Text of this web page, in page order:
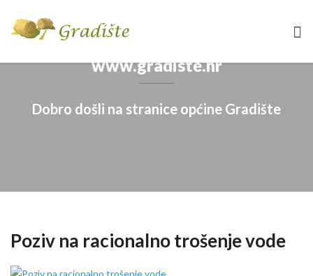
www.gradiste.hr
Dobro došli na stranice općine Gradište
Poziv na racionalno trošenje vode